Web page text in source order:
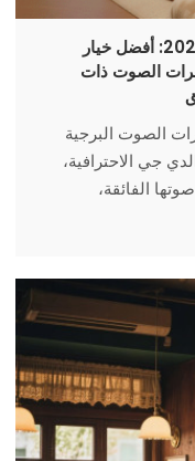
اتجاهات مكبرات الصوت البرجية لعام 2025: أفضل خيار
الصوت ذات
٢٠٢٥، تُعدّ مكبرات الصوت البرجية
جي الاحترافية،
الفائقة،
كيف تُشكّل